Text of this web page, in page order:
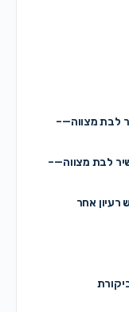
לבת מצווה—–
לבת מצווה—–
רעיון אחר